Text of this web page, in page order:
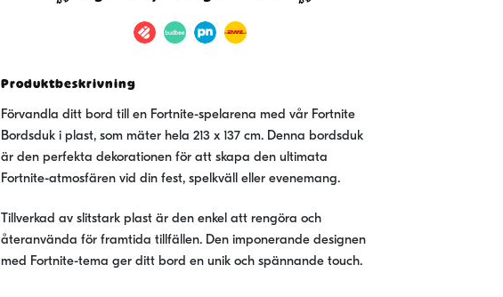
mängd
Produktbeskrivning
Förvandla ditt bord till en Fortnite-spelarena med vår Fortnite
Bordsduk i plast, som mäter hela 213 x 137 cm. Denna bordsduk
är den perfekta dekorationen för att skapa den ultimata
Fortnite-atmosfären vid din fest, spelkväll eller evenemang.
Tillverkad av slitstark plast är den enkel att rengöra och
återanvända för framtida tillfällen. Den imponerande designen
med Fortnite-tema ger ditt bord en unik och spännande touch.